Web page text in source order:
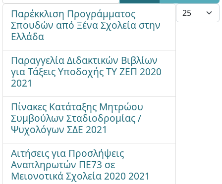
Εμφάνιση #
Παρέκκλιση Προγράμματος
Σπουδών από Ξένα Σχολεία στην
Ελλάδα
Παραγγελία Διδακτικών Βιβλίων
για Τάξεις Υποδοχής ΤΥ ΖΕΠ 2020
2021
Πίνακες Κατάταξης Μητρώου
Συμβούλων Σταδιοδρομίας /
Ψυχολόγων ΣΔΕ 2021
Αιτήσεις για Προσλήψεις
Αναπληρωτών ΠΕ73 σε
Μειονοτικά Σχολεία 2020 2021